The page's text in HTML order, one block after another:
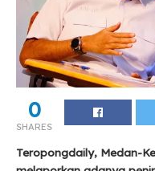
0
SHARES
Teropongdaily, Medan-